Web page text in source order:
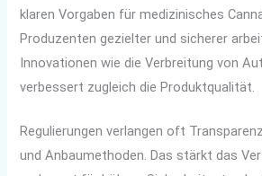
klaren Vorgaben für medizinisches
Produzenten gezielter und sicherer
Innovationen wie die Verbreitung von
verbessert zugleich die Produktqualität.
Regulierungen verlangen oft
und Anbaumethoden. Das stärkt das